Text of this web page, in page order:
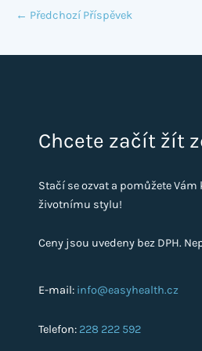
← Předchozí Příspěvek
Chcete začít žít
Stačí se ozvat a pomůžete
životnímu stylu!
Ceny jsou uvedeny bez DPH.
E-mail: info@easyhealth.cz
Telefon: 228 222 592